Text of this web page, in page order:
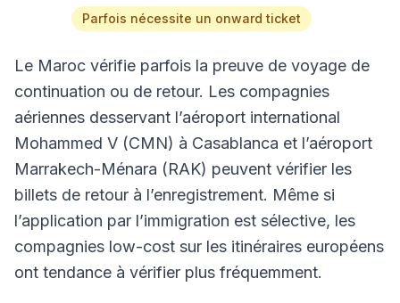
Parfois nécessite un onward ticket
Le Maroc vérifie parfois la preuve de voyage de
continuation ou de retour. Les compagnies
aériennes desservant l’aéroport international
Mohammed V (CMN) à Casablanca et l’aéroport
Marrakech-Ménara (RAK) peuvent vérifier les
billets de retour à l’enregistrement. Même si
l’application par l’immigration est sélective, les
compagnies low-cost sur les itinéraires européens
ont tendance à vérifier plus fréquemment.